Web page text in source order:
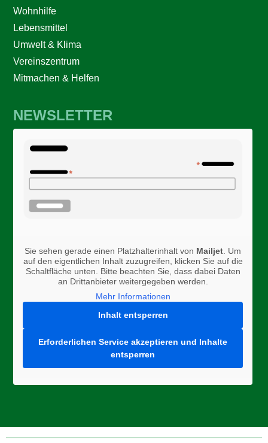
Wohnhilfe
Lebensmittel
Umwelt & Klima
Vereinszentrum
Mitmachen & Helfen
NEWSLETTER
Sie sehen gerade einen Platzhalterinhalt von Mailjet . Um
auf den eigentlichen Inhalt zuzugreifen, klicken Sie auf die
Schaltfläche unten. Bitte beachten Sie, dass dabei Daten
an Drittanbieter weitergegeben werden.
Mehr Informationen
Inhalt entsperren
Erforderlichen Service akzeptieren und Inhalte
entsperren